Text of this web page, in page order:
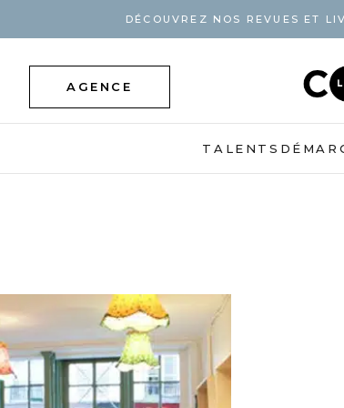
DÉCOUVREZ NOS REVUES ET
AGENCE
TALENTS